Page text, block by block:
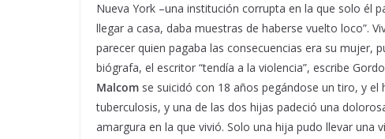
Nueva York –una institución corrupta en la que solo él
llegar a casa, daba muestras de haberse vuelto loco”.
parecer quien pagaba las consecuencias era su mujer,
biógrafa, el escritor “tendía a la violencia”, escribe
Malcom se suicidó con 18 años pegándose un tiro, y
tuberculosis, y una de las dos hijas padeció una
amargura en la que vivió. Solo una hija pudo llevar una